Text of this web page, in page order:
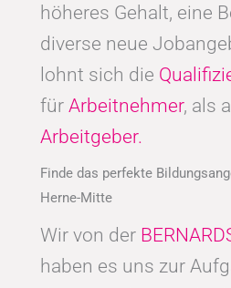
höheres Gehalt, eine
diverse neue
lohnt sich die
für Arbeitnehmer, als
Arbeitgeber.
Finde das perfekte
Herne-Mitte
Wir von der
haben es uns zur